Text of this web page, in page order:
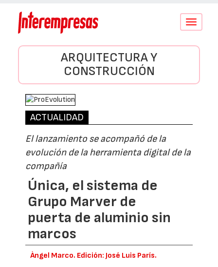
Conmutar
ARQUITECTURA Y
CONSTRUCCIÓN
ACTUALIDAD
El lanzamiento se acompañó de la
evolución de la herramienta digital de la
compañía
Única, el sistema de
Grupo Marver de
puerta de aluminio sin
marcos
Àngel Marco. Edición: José Luis París.